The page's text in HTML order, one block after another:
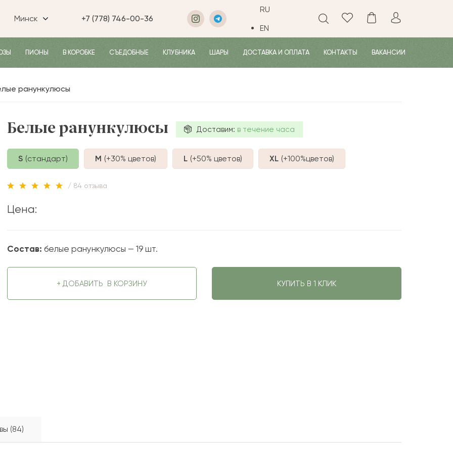
Минск +7 (778) 746-00-36
RU
EN
ПИОНЫ В КОРОБКЕ СЪЕДОБНЫЕ КЛУБНИКА ШАРЫ ДОСТАВКА И ОПЛАТА КОНТАКТЫ ВАКАНСИИ
ранункулюсы
Белые ранункулюсы Доставим: в течение часа
S (стандарт) M (+30% цветов) L (+50% цветов) XL (+100%цветов)
/ 84 отзыва
Цена:
Состав: белые ранункулюсы — 19 шт.
+ ДОБАВИТЬ В КОРЗИНУ КУПИТЬ В 1 КЛИК
(84)